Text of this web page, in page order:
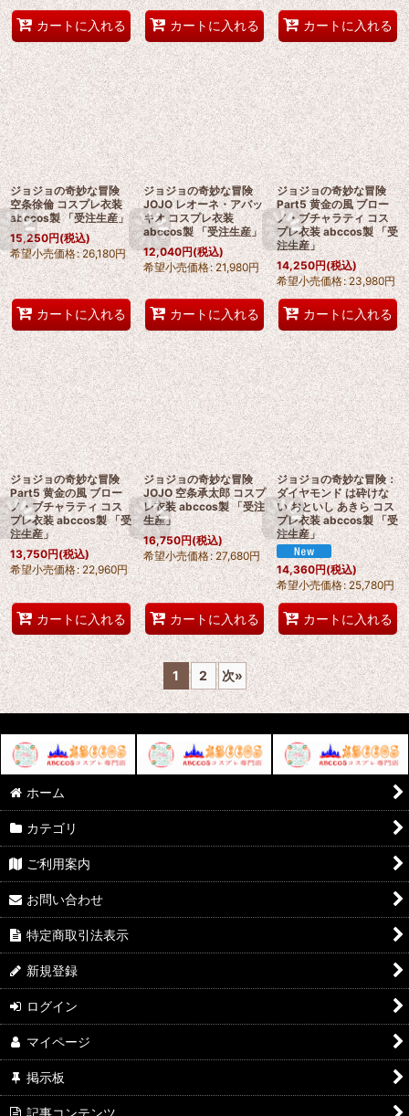
カートに入れる カートに入れる カートに入れる
ジョジョの奇妙な冒険
空条徐倫 コスプレ衣装
abccos製 「受注生産」
15,250円(税込)
希望小売価格: 26,180円
カートに入れる
ジョジョの奇妙な冒険
JOJO レオーネ・アバッ
キオ コスプレ衣装
abccos製 「受注生産」
12,040円(税込)
希望小売価格: 21,980円
カートに入れる
ジョジョの奇妙な冒険
Part5 黄金の風 ブロー
ノ・ブチャラティ コス
プレ衣装 abccos製 「受
注生産」
14,250円(税込)
希望小売価格: 23,980円
カートに入れる
ジョジョの奇妙な冒険
Part5 黄金の風 ブロー
ノ・ブチャラティ コス
プレ衣装 abccos製 「受
注生産」
13,750円(税込)
希望小売価格: 22,960円
カートに入れる
ジョジョの奇妙な冒険
JOJO 空条承太郎 コスプ
レ衣装 abccos製 「受注
生産」
16,750円(税込)
希望小売価格: 27,680円
カートに入れる
ジョジョの奇妙な冒険：
ダイヤモンド は砕けな
い おといし あきら コス
プレ衣装 abccos製 「受
注生産」
14,360円(税込)
希望小売価格: 25,780円
カートに入れる
1 2 次»
ホーム
カテゴリ
ご利用案内
お問い合わせ
特定商取引法表示
新規登録
ログイン
マイページ
掲示板
記事コンテンツ